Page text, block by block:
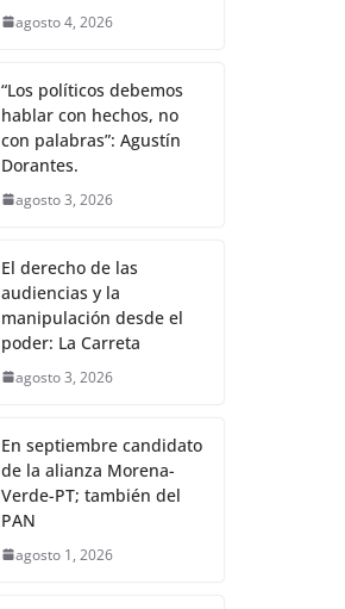
agosto 4, 2026
“Los políticos debemos
hablar con hechos, no
con palabras”: Agustín
Dorantes.
agosto 3, 2026
El derecho de las
audiencias y la
manipulación desde el
poder: La Carreta
agosto 3, 2026
En septiembre candidato
de la alianza Morena-
Verde-PT; también del
PAN
agosto 1, 2026